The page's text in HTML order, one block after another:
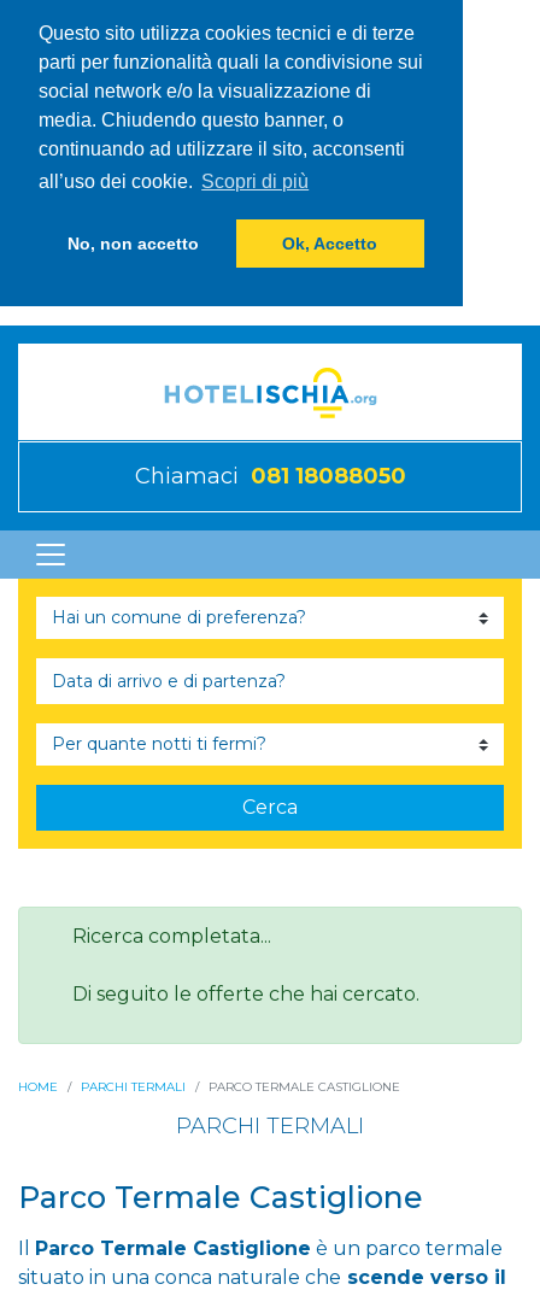
Questo sito utilizza cookies tecnici e di terze
parti per funzionalità quali la condivisione sui
social network e/o la visualizzazione di
media. Chiudendo questo banner, o
continuando ad utilizzare il sito, acconsenti
all’uso dei cookie. Scopri di più
No, non accetto Ok, Accetto
Chiamaci 081 18088050
Cerca
Ricerca completata...
Di seguito le offerte che hai cercato.
HOME PARCHI TERMALI PARCO TERMALE CASTIGLIONE
PARCHI TERMALI
Parco Termale Castiglione
Il Parco Termale Castiglione è un parco termale
situato in una conca naturale che scende verso il